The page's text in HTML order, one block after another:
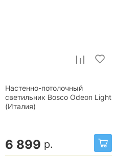
Настенно-потолочный
светильник Bosco Odeon Light
(Италия)
6 899 р.